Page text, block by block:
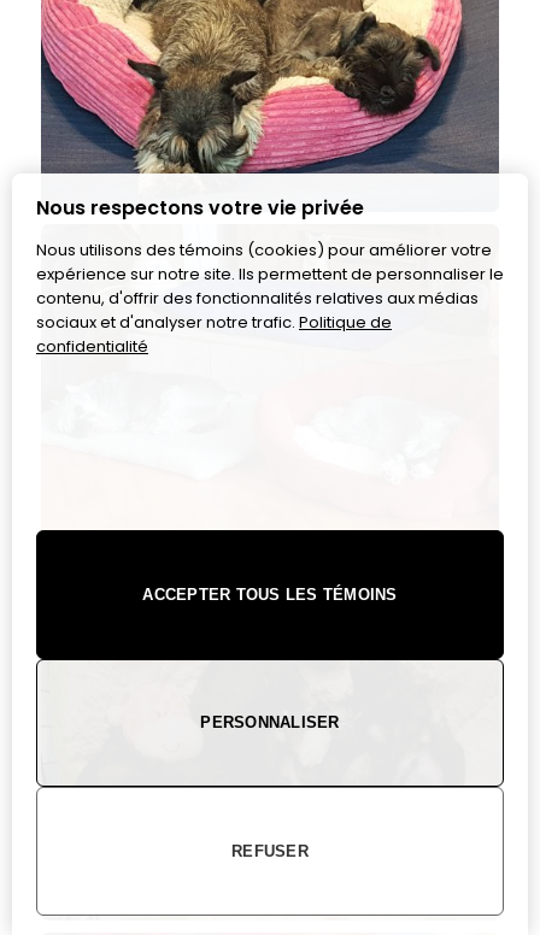
Nous respectons votre vie privée
Nous utilisons des témoins (cookies) pour améliorer votre
expérience sur notre site. Ils permettent de personnaliser le
contenu, d'offrir des fonctionnalités relatives aux médias
sociaux et d'analyser notre trafic. Politique de
confidentialité
ACCEPTER TOUS LES TÉMOINS
PERSONNALISER
REFUSER